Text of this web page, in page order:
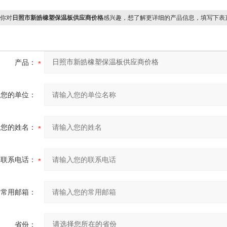
对 日照市新皓橡塑保温板供应商价格感兴趣，想了解更详细的产品信息，填写下表
产品：
您的单位：
您的姓名：
联系电话：
常用邮箱：
省份：